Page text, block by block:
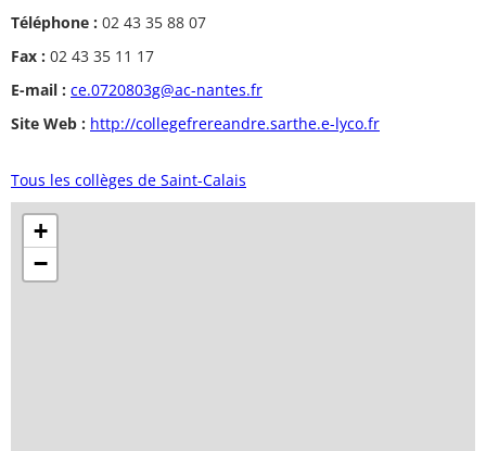
Téléphone : 02 43 35 88 07
Fax : 02 43 35 11 17
E-mail : ce.0720803g@ac-nantes.fr
Site Web : http://collegefrereandre.sarthe.e-lyco.fr
Tous les collèges de Saint-Calais
+
−